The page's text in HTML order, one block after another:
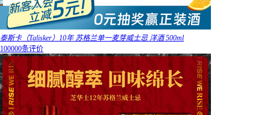
泰斯卡（Talisker）10年 苏格兰单一麦芽威士忌 洋酒 500ml
100000条评价